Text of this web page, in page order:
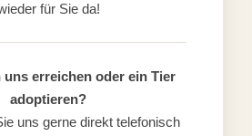
für Sie da!
uns erreichen oder ein Tier
adoptieren?
uns gerne direkt telefonisch